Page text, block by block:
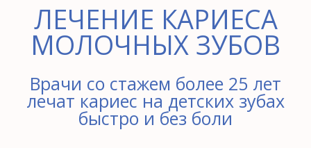
ЛЕЧЕНИЕ КАРИЕСА
МОЛОЧНЫХ ЗУБОВ
Врачи со стажем более 25 лет
лечат кариес на детских зубах
быстро и без боли